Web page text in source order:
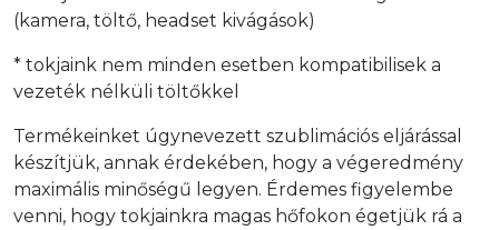
(kamera, töltő, headset kivágások)
* tokjaink nem minden esetben kompatibilisek a
vezeték nélküli töltőkkel
Termékeinket úgynevezett szublimációs eljárással
készítjük, annak érdekében, hogy a végeredmény
maximális minőségű legyen. Érdemes figyelembe
venni, hogy tokjainkra magas hőfokon égetjük rá a